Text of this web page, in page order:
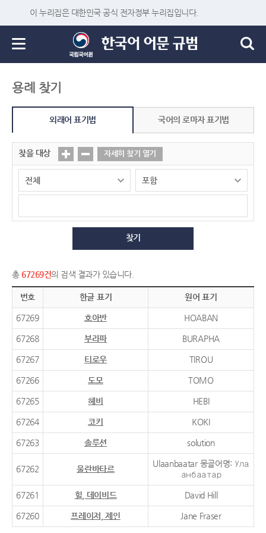
이 누리집은 대한민국 공식 전자정부 누리집입니다.
용례 찾기
외래어 표기법 국어의 로마자 표기법
찾을 대상 자세히 찾기 열기
찾기
총 67269건의 검색 결과가 있습니다.
번호 한글 표기 원어 표기
67269 호아반 HOABAN
67268 부라파 BURAPHA
67267 티로우 TIROU
67266 도모 TOMO
67265 헤비 HEBI
67264 코키 KOKI
67263 솔루션 solution
67262 울란바타르
Ulaanbaatar 몽골어명: Ула
анбаатар
67261 힐, 데이비드 David Hill
67260 프레이저, 제인 Jane Fraser